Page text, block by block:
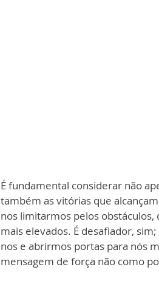
É fundamental considerar não
também as vitórias que
nos limitarmos pelos
mais elevados. É desafiador,
nos e abrirmos portas para nós
mensagem de força não como